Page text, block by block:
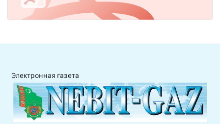
Электронная газета